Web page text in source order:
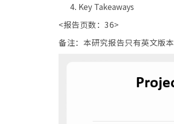
Key Takeaways
<报告页数：36>
备注：本研究报告只有英文版本